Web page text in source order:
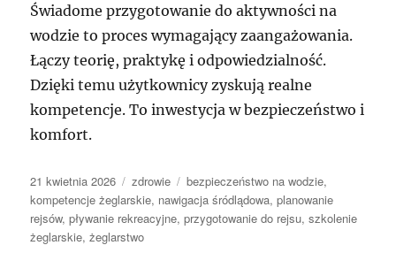
Świadome przygotowanie do aktywności na
wodzie to proces wymagający zaangażowania.
Łączy teorię, praktykę i odpowiedzialność.
Dzięki temu użytkownicy zyskują realne
kompetencje. To inwestycja w bezpieczeństwo i
komfort.
Data
publikacji
21 kwietnia 2026 Kategorie
zdrowie Tagi
bezpieczeństwo na wodzie,
kompetencje żeglarskie, nawigacja śródlądowa,planowanie
rejsów,pływanie rekreacyjne,przygotowanie do rejsu,szkolenie
żeglarskie,żeglarstwo